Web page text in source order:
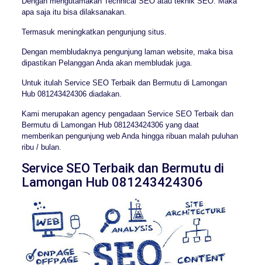
apa saja itu bisa dilaksanakan.
Termasuk meningkatkan pengunjung situs.
Dengan membludaknya pengunjung laman website, maka bisa
dipastikan Pelanggan Anda akan membludak juga.
Untuk itulah Service SEO Terbaik dan Bermutu di Lamongan
Hub 081243424306 diadakan.
Kami merupakan agency pengadaan Service SEO Terbaik dan
Bermutu di Lamongan Hub 081243424306 yang daat
memberikan pengunjung web Anda hingga ribuan malah puluhan
ribu / bulan.
Service SEO Terbaik dan Bermutu di
Lamongan Hub 081243424306